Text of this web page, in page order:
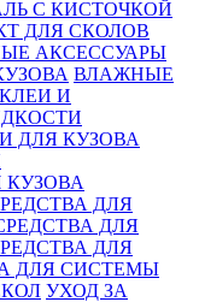
С КИСТОЧКОЙ
ДЛЯ СКОЛОВ
АКСЕССУАРЫ
ВЛАЖНЫЕ
КЛЕИ И
ДЛЯ КУЗОВА
ДЛЯ
ДЛЯ
ДЛЯ
ДЛЯ СИСТЕМЫ
УХОД ЗА